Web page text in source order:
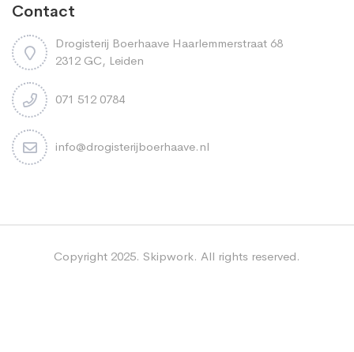
Contact
Drogisterij Boerhaave Haarlemmerstraat 68
2312 GC, Leiden
071 512 0784
info@drogisterijboerhaave.nl
Copyright 2025. Skipwork. All rights reserved.